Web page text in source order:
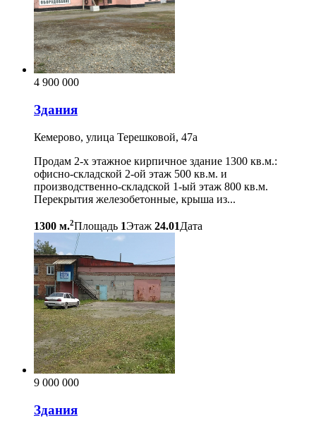
4 900 000
Здания
Кемерово, улица Терешковой, 47а
Продам 2-х этажное кирпичное здание 1300 кв.м.:
офисно-складской 2-ой этаж 500 кв.м. и
производственно-складской 1-ый этаж 800 кв.м.
Перекрытия железобетонные, крыша из...
1300 м.2Площадь 1Этаж 24.01Дата
9 000 000
Здания